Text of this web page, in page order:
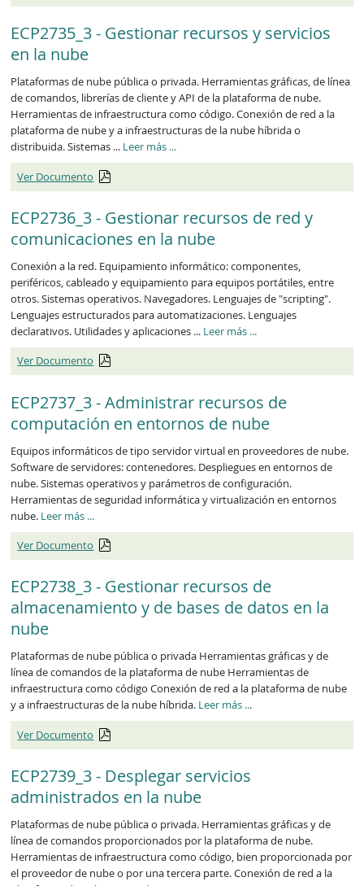
ECP2735_3 - Gestionar recursos y servicios
en la nube
Plataformas de nube pública o privada. Herramientas gráficas, de línea
de comandos, librerías de cliente y API de la plataforma de nube.
Herramientas de infraestructura como código. Conexión de red a la
plataforma de nube y a infraestructuras de la nube híbrida o
distribuida. Sistemas ... Leer más ECP2735_3
...
Ver Documento
ECP2736_3 - Gestionar recursos de red y
comunicaciones en la nube
Conexión a la red. Equipamiento informático: componentes,
periféricos, cableado y equipamiento para equipos portátiles, entre
otros. Sistemas operativos. Navegadores. Lenguajes de "scripting".
Lenguajes estructurados para automatizaciones. Lenguajes
declarativos. Utilidades y aplicaciones ... Leer más ECP2736_3
...
Ver Documento
ECP2737_3 - Administrar recursos de
computación en entornos de nube
Equipos informáticos de tipo servidor virtual en proveedores de nube.
Software de servidores: contenedores. Despliegues en entornos de
nube. Sistemas operativos y parámetros de configuración.
Herramientas de seguridad informática y virtualización en entornos
nube. Leer más ECP2737_3
...
Ver Documento
ECP2738_3 - Gestionar recursos de
almacenamiento y de bases de datos en la
nube
Plataformas de nube pública o privada Herramientas gráficas y de
línea de comandos de la plataforma de nube Herramientas de
infraestructura como código Conexión de red a la plataforma de nube
y a infraestructuras de la nube híbrida. Leer más ECP2738_3
...
Ver Documento
ECP2739_3 - Desplegar servicios
administrados en la nube
Plataformas de nube pública o privada. Herramientas gráficas y de
línea de comandos proporcionados por la plataforma de nube.
Herramientas de infraestructura como código, bien proporcionada por
el proveedor de nube o por una tercera parte. Conexión de red a la